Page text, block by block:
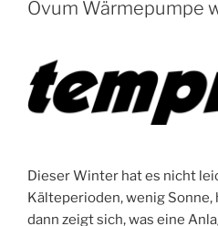
Ovum Wärmepumpe
Dieser Winter hat es nicht
Kälteperioden, wenig Sonne,
dann zeigt sich, was eine